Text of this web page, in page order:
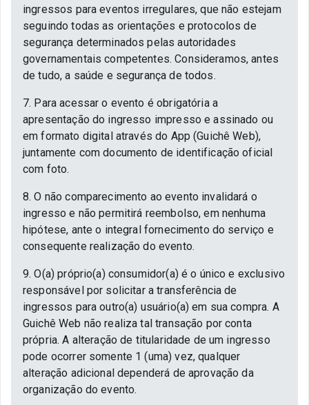
ingressos para eventos irregulares, que não estejam
seguindo todas as orientações e protocolos de
segurança determinados pelas autoridades
governamentais competentes. Consideramos, antes
de tudo, a saúde e segurança de todos.
7. Para acessar o evento é obrigatória a
apresentação do ingresso impresso e assinado ou
em formato digital através do App (Guichê Web),
juntamente com documento de identificação oficial
com foto.
8. O não comparecimento ao evento invalidará o
ingresso e não permitirá reembolso, em nenhuma
hipótese, ante o integral fornecimento do serviço e
consequente realização do evento.
9. O(a) próprio(a) consumidor(a) é o único e exclusivo
responsável por solicitar a transferência de
ingressos para outro(a) usuário(a) em sua compra. A
Guichê Web não realiza tal transação por conta
própria. A alteração de titularidade de um ingresso
pode ocorrer somente 1 (uma) vez, qualquer
alteração adicional dependerá de aprovação da
organização do evento.